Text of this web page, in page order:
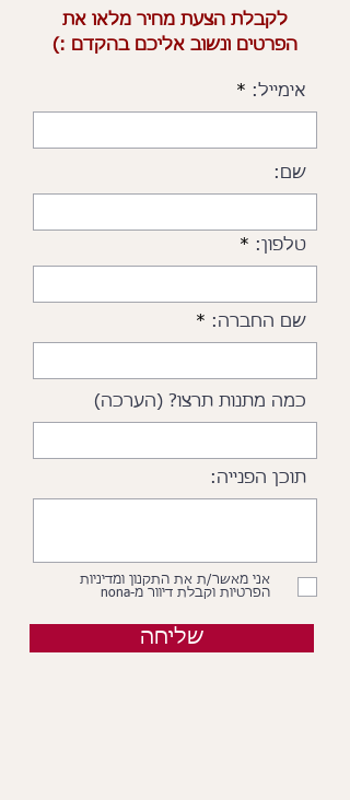
לקבלת הצעת מחיר מלאו את
הפרטים ונשוב אליכם בהקדם :)
אימייל:
שם:
טלפון:
שם החברה:
כמה מתנות תרצו? (הערכה)
תוכן הפנייה:
אני מאשר/ת את התקנון ומדיניות
הפרטיות וקבלת דיוור מ-nona
שליחה